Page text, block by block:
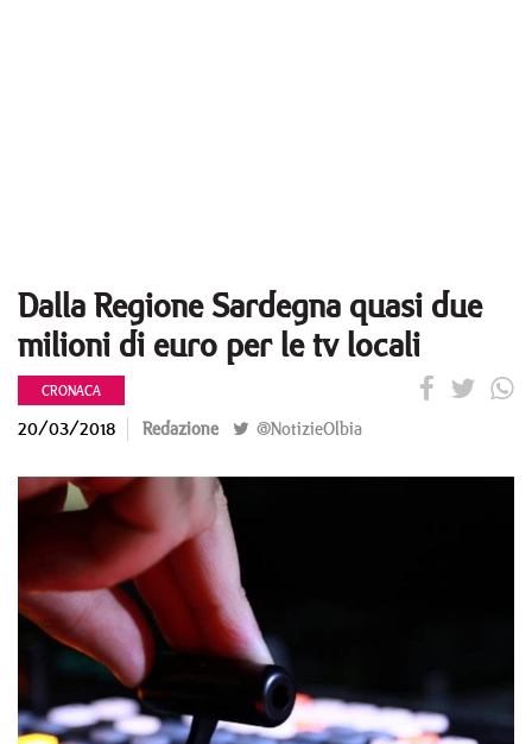
Dalla Regione Sardegna quasi due
milioni di euro per le tv locali
CRONACA
20/03/2018 Redazione @NotizieOlbia